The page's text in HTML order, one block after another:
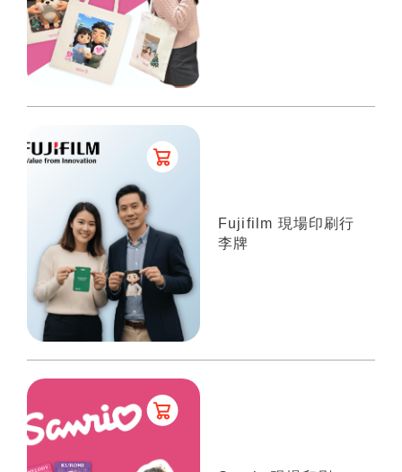
Fujifilm 現場印刷行
李牌